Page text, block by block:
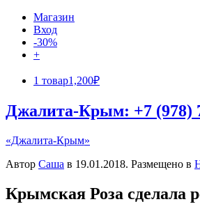
Магазин
Вход
-30%
+
1 товар1,200₽
Джалита-Крым: +7 (978)
«Джалита-Крым»
Автор Саша в 19.01.2018. Размещено в
Крымская Роза сделала